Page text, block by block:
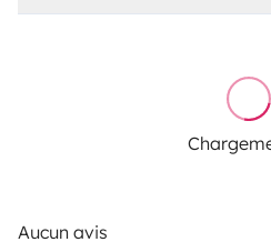
Aucun avis